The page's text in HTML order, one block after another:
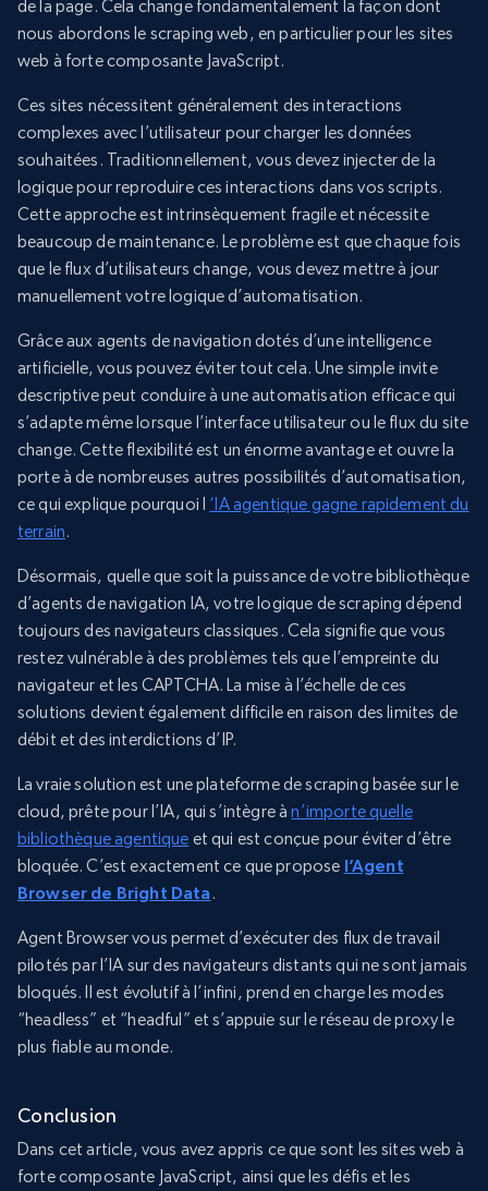
de la page. Cela change fondamentalement la façon dont
nous abordons le scraping web, en particulier pour les sites
web à forte composante JavaScript.
Ces sites nécessitent généralement des interactions
complexes avec l’utilisateur pour charger les données
souhaitées. Traditionnellement, vous devez injecter de la
logique pour reproduire ces interactions dans vos scripts.
Cette approche est intrinsèquement fragile et nécessite
beaucoup de maintenance. Le problème est que chaque fois
que le flux d’utilisateurs change, vous devez mettre à jour
manuellement votre logique d’automatisation.
Grâce aux agents de navigation dotés d’une intelligence
artificielle, vous pouvez éviter tout cela. Une simple invite
descriptive peut conduire à une automatisation efficace qui
s’adapte même lorsque l’interface utilisateur ou le flux du site
change. Cette flexibilité est un énorme avantage et ouvre la
porte à de nombreuses autres possibilités d’automatisation,
ce qui explique pourquoi l ‘IA agentique gagne rapidement du
terrain.
Désormais, quelle que soit la puissance de votre bibliothèque
d’agents de navigation IA, votre logique de scraping dépend
toujours des navigateurs classiques. Cela signifie que vous
restez vulnérable à des problèmes tels que l’empreinte du
navigateur et les CAPTCHA. La mise à l’échelle de ces
solutions devient également difficile en raison des limites de
débit et des interdictions d’IP.
La vraie solution est une plateforme de scraping basée sur le
cloud, prête pour l’IA, qui s’intègre àn’importe quelle
bibliothèque agentique et qui est conçue pour éviter d’être
bloquée. C’est exactement ce que propose l’Agent
Browser de Bright Data.
Agent Browser vous permet d’exécuter des flux de travail
pilotés par l’IA sur des navigateurs distants qui ne sont jamais
bloqués. Il est évolutif à l’infini, prend en charge les modes
“headless” et “headful” et s’appuie sur le réseau de proxy le
plus fiable au monde.
Conclusion
Dans cet article, vous avez appris ce que sont les sites web à
forte composante JavaScript, ainsi que les défis et les